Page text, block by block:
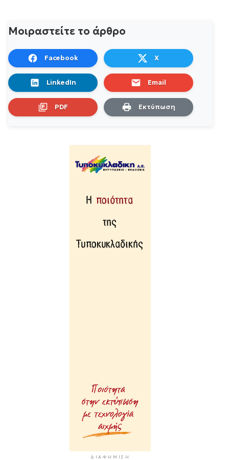
Μοιραστείτε το άρθρο
Facebook X
LinkedIn Email
PDF Εκτύπωση
ΔΙΑΦΉΜΙΣΗ